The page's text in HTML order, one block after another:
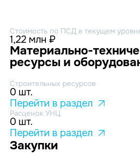
Стоимость по ПСД в текущем
1,22 млн ₽
Материально-
ресурсы и
Строительных ресурсов
0 шт.
Перейти в раздел
Расценок УНЦ
0 шт.
Перейти в раздел
Закупки